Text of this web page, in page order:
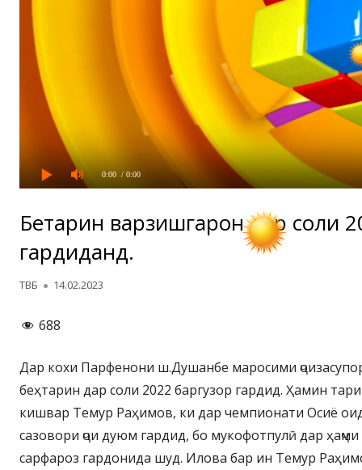
0:00 / 0:00
Беҳтарин варзишгарон дар соли
гардиданд.
Автор
ТВБ Опубликовано
14.02.2023
688
Дар кохи Парфенони ш.Душанбе маросими
беҳтарин дар соли 2022 баргузор гардид. Ҳамин
кишвар Темур Раҳимов, ки дар чемпионати Осиё оид
сазовори ҷои дуюм гардид, бо мукофотпулӣ дар
сарфароз гардонида шуд. Илова бар ин Темур